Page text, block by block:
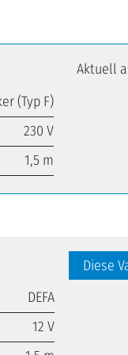
(Typ F)
230 V
1,5 m
Aktuell
DEFA
12 V
Diese